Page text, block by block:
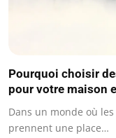
Pourquoi choisir
pour votre maison
Dans un monde où
prennent une place…